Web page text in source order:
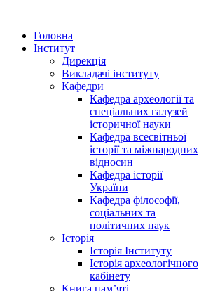
Головна
Інститут
Дирекція
Викладачі інституту
Кафедри
Кафедра археології та
спеціальних галузей
історичної науки
Кафедра всесвітньої
історії та міжнародних
відносин
Кафедра історії
України
Кафедра філософії,
соціальних та
політичних наук
Історія
Історія Інституту
Історія археологічного
кабінету
Книга памʼяті